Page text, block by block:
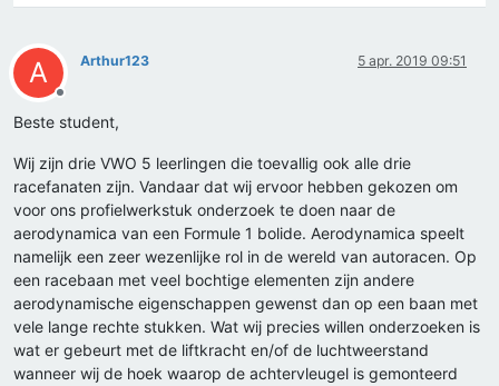
A
Offline
Arthur123 5 apr. 2019 09:51
Beste student,
Wij zijn drie VWO 5 leerlingen die toevallig ook alle drie
racefanaten zijn. Vandaar dat wij ervoor hebben gekozen om
voor ons profielwerkstuk onderzoek te doen naar de
aerodynamica van een Formule 1 bolide. Aerodynamica speelt
namelijk een zeer wezenlijke rol in de wereld van autoracen. Op
een racebaan met veel bochtige elementen zijn andere
aerodynamische eigenschappen gewenst dan op een baan met
vele lange rechte stukken. Wat wij precies willen onderzoeken is
wat er gebeurt met de liftkracht en/of de luchtweerstand
wanneer wij de hoek waarop de achtervleugel is gemonteerd